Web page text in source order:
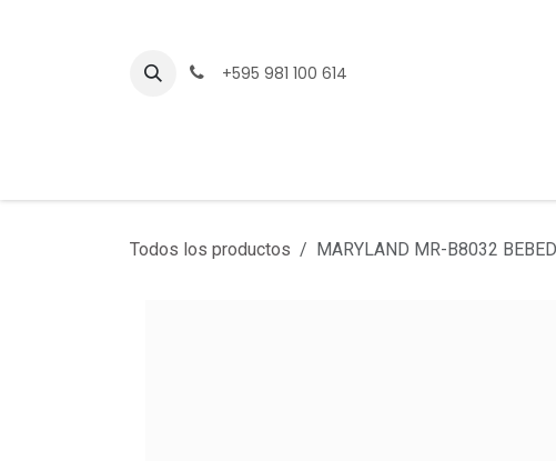
+595 981 100 614
Todos los productos MARYLAND MR-B8032